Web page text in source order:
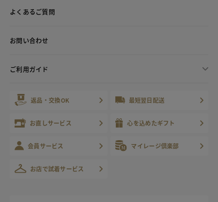
よくあるご質問
お問い合わせ
ご利用ガイド
返品・交換OK 最短翌日配送
お直しサービス 心を込めたギフト
会員サービス マイレージ倶楽部
お店で試着サービス